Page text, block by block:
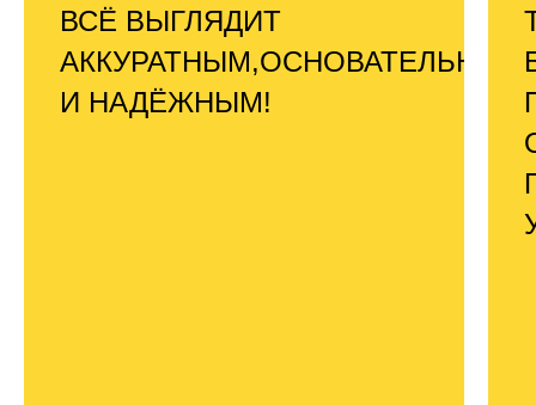
ВСЁ ВЫГЛЯДИТ
АККУРАТНЫМ,ОСНОВАТЕЛЬНЫМ
И НАДЁЖНЫМ!